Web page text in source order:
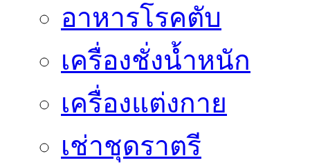
อาหารโรคตับ
เครื่องชั่งน้ำหนัก
เครื่องแต่งกาย
เช่าชุดราตรี